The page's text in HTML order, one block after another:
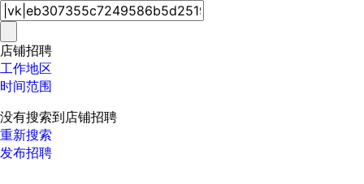
店铺招聘
工作地区
时间范围
没有搜索到店铺招聘
重新搜索
发布招聘